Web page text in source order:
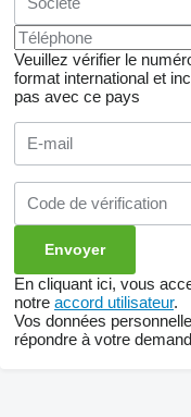
Veuillez vérifier le
format international et
pas avec ce pays
En cliquant ici, vous
notre accord utilisateur.
Vos données
répondre à votre